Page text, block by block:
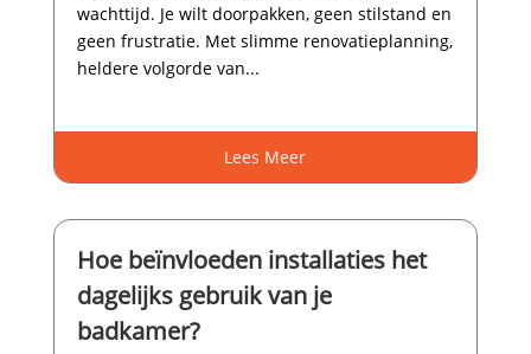
wachttijd.​ Je wilt doorpakken, geen stilstand en
geen frustratie.​ Met slimme renovatieplanning,
heldere volgorde van...
Lees Meer
Hoe beïnvloeden installaties het
dagelijks gebruik van je
badkamer?